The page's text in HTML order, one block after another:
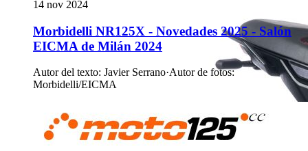
14 nov 2024
Morbidelli NR125X - Novedades 2025 - Salón
EICMA de Milán 2024
Autor del texto: Javier Serrano·Autor de fotos:
Morbidelli/EICMA